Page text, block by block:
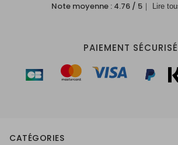
Note moyenne : 4.76 / 5 ｜ Lire
PAIEMENT SÉCURISÉ
CATÉGORIES